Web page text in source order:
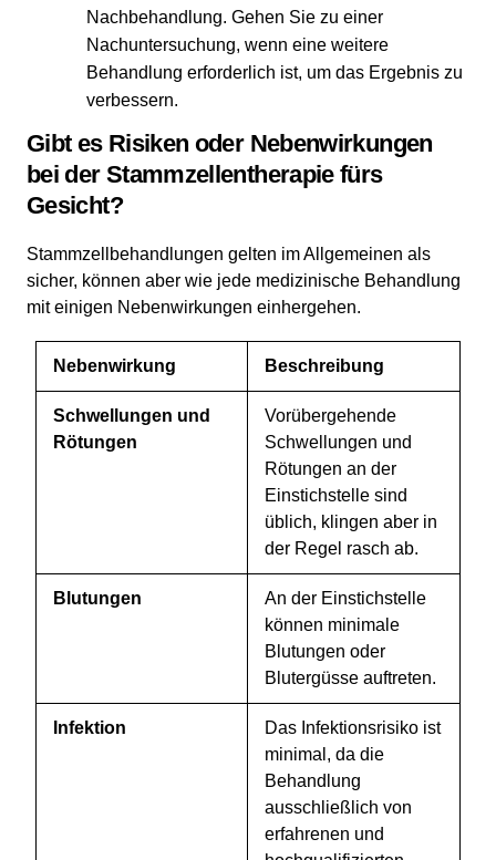
Nachbehandlung. Gehen Sie zu einer
Nachuntersuchung, wenn eine weitere
Behandlung erforderlich ist, um das Ergebnis zu
verbessern.
Gibt es Risiken oder Nebenwirkungen
bei der Stammzellentherapie fürs
Gesicht?
Stammzellbehandlungen gelten im Allgemeinen als
sicher, können aber wie jede medizinische Behandlung
mit einigen Nebenwirkungen einhergehen.
Nebenwirkung Beschreibung
Schwellungen und
Rötungen
Vorübergehende
Schwellungen und
Rötungen an der
Einstichstelle sind
üblich, klingen aber in
der Regel rasch ab.
Blutungen
An der Einstichstelle
können minimale
Blutungen oder
Blutergüsse auftreten.
Infektion
Das Infektionsrisiko ist
minimal, da die
Behandlung
ausschließlich von
erfahrenen und